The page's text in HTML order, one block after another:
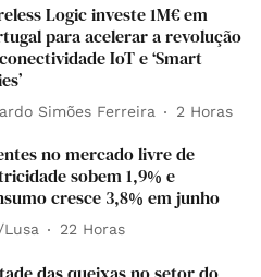
Logic investe 1M€ em
para acelerar a revolução
IoT e ‘Smart
Simões Ferreira 2 Horas
no mercado livre de
sobem 1,9% e
cresce 3,8% em junho
Lusa 22 Horas